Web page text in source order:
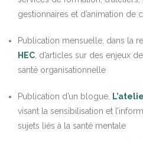
gestionnaires et d’animation de
Publication mensuelle, dans la
HEC , d’articles sur des enjeux
santé organisationnelle
Publication d’un blogue,
visant la sensibilisation et
sujets liés à la santé mentale